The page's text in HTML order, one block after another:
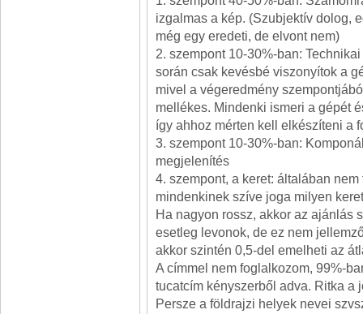
izgalmas a kép. (Szubjektív dolog,
még egy eredeti, de elvont nem)
2. szempont 10-30%-ban:
során csak kevésbé viszonyítok a
mivel a végeredmény
mellékes. Mindenki ismeri a gépét
így ahhoz mérten kell elkészíteni a
3. szempont 10-30%-ban:
megjelenítés
4. szempont, a keret: általában
mindenkinek szíve joga milyen
Ha nagyon rossz, akkor az ajánlás
esetleg levonok, de ez nem
akkor szintén 0,5-del emelheti az
A címmel nem foglalkozom, 99%-
tucatcím kényszerből adva. Ritka a
Persze a földrajzi helyek nevei